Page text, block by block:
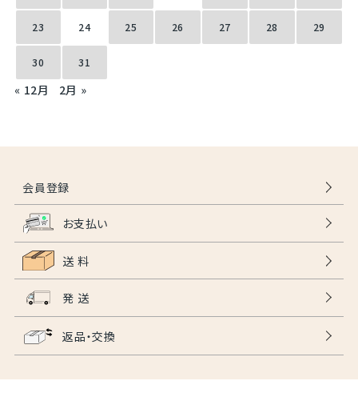
23 24 25 26 27 28 29
30 31
« 12月 2月 »
会員登録
お支払い
送 料
発 送
返品・交換